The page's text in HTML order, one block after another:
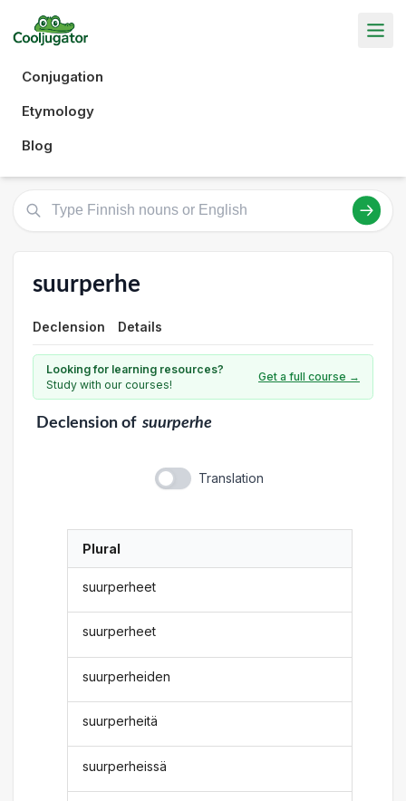
Conjugation
Etymology
Blog
suurperhe
Declension Details
Looking for learning resources?
Study with our courses!
Get a full course →
Declensionof suurperhe
Translation
Plural
suurperheet
suurperheet
suurperheiden
suurperheitä
suurperheissä